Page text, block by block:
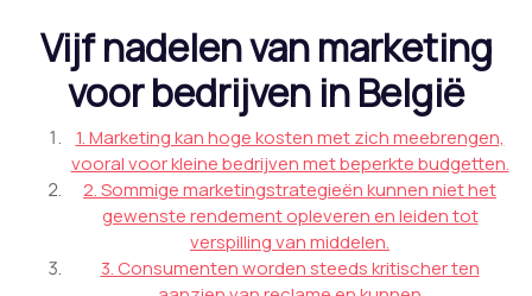
Vijf nadelen van marketing
voor bedrijven in België
1. Marketing kan hoge kosten met zich meebrengen,
vooral voor kleine bedrijven met beperkte budgetten.
2. Sommige marketingstrategieën kunnen niet het
gewenste rendement opleveren en leiden tot
verspilling van middelen.
3. Consumenten worden steeds kritischer ten